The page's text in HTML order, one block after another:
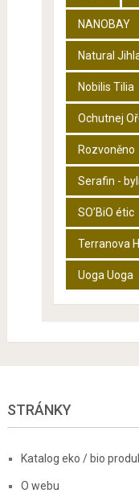
NANOBAY
Natural
Nobilis Tilia
Ochutnej
Rozvoněno
Serafin -
SO’BiO étic
Terranova
Uoga Uoga
STRÁNKY
Katalog eko / bio
O webu